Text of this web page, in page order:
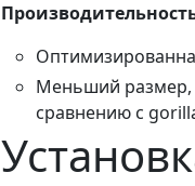
Меньший размер,
сравнению с